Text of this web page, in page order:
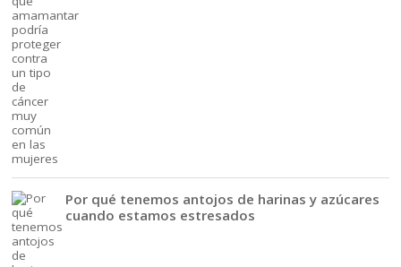
Por qué tenemos antojos de harinas y azúcares
cuando estamos estresados